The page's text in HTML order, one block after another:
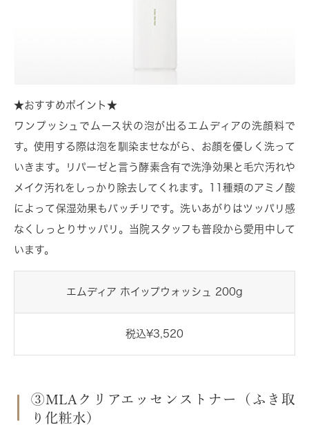
★おすすめポイント★
ワンプッシュでムース状の泡が出るエムディアの洗顔料で
す。使用する際は泡を馴染ませながら、お顔を優しく洗って
いきます。リパーゼと言う酵素含有で洗浄効果と毛穴汚れや
メイク汚れをしっかり除去してくれます。11種類のアミノ酸
によって保湿効果もバッチリです。洗いあがりはツッパリ感
なくしっとりサッパリ。当院スタッフも普段から愛用中して
います。
エムディア ホイップウォッシュ 200g
税込¥3,520
③MLAクリアエッセンストナー（ふき取
り化粧水）